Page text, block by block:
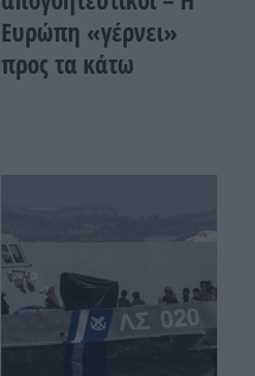
Ευρώπη «γέρνει»
προς τα κάτω